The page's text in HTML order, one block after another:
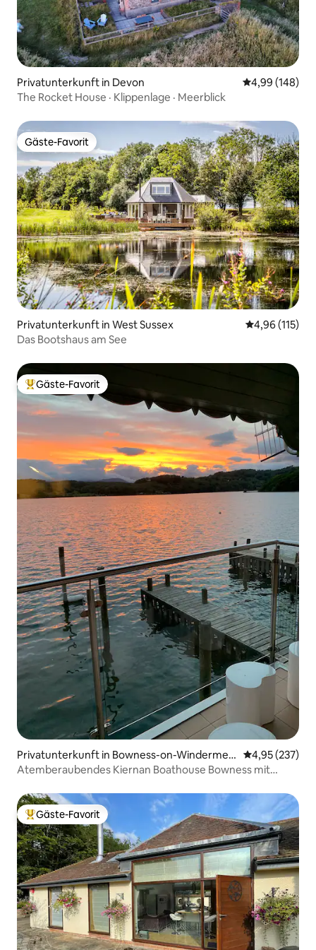
Privatunterkunft in Devon
4,99 (148)
The Rocket House · Klippenlage · Meerblick
Gäste-Favorit
Gäste-Favorit
Privatunterkunft in West Sussex
4,96 (115)
Das Bootshaus am See
Beliebter Gäste-Favorit.
Gäste-Favorit
Privatunterkunft in Bowness-on-Windermer
e
4,95 (237)
Atemberaubendes Kiernan Boathouse Bowness mit
Beliebter Gäste-Favorit.
Gäste-Favorit